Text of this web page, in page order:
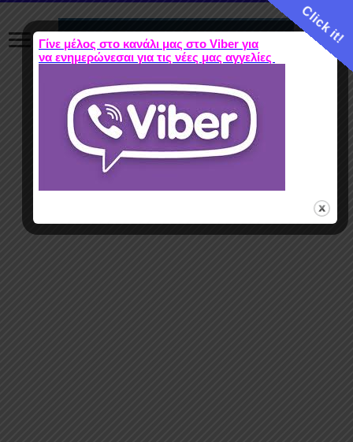
Click it!
Γίνε μέλος στο κανάλι μας στο Viber για
να ενημερώνεσαι για τις νέες μας αγγελίες